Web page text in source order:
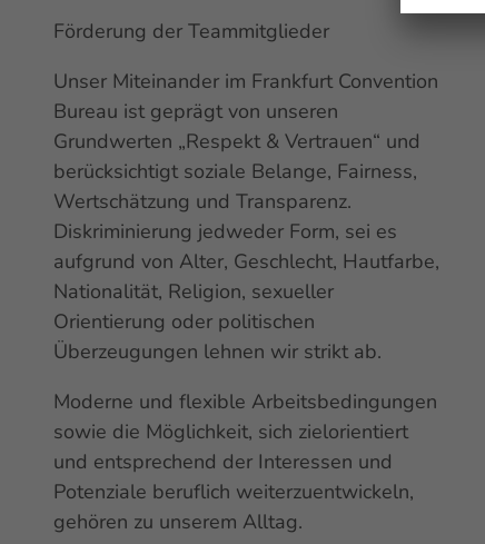
Förderung der Teammitglieder
Unser Miteinander im Frankfurt Convention
Bureau ist geprägt von unseren
Grundwerten „Respekt & Vertrauen“ und
berücksichtigt soziale Belange, Fairness,
Wertschätzung und Transparenz.
Diskriminierung jedweder Form, sei es
aufgrund von Alter, Geschlecht, Hautfarbe,
Nationalität, Religion, sexueller
Orientierung oder politischen
Überzeugungen lehnen wir strikt ab.
Moderne und flexible Arbeitsbedingungen
sowie die Möglichkeit, sich zielorientiert
und entsprechend der Interessen und
Potenziale beruflich weiterzuentwickeln,
gehören zu unserem Alltag.